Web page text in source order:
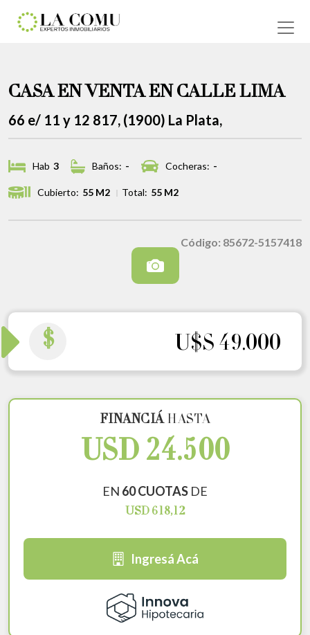
CASA EN VENTA EN CALLE LIMA
66 e/ 11 y 12 817, (1900) La Plata,
Hab 3 Baños: - Cocheras: -
Cubierto: 55 M2 Total: 55 M2
Código: 85672-5157418
$ U$S 49.000
FINANCIÁHASTA
USD 24.500
EN 60 CUOTAS DE
USD 618,12
Ingresá Acá